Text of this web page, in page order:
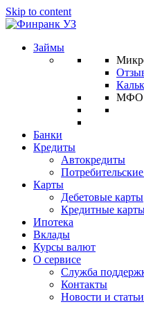
Skip to content
Займы
МФО
Банки
Кредиты
Автокредиты
Карты
Дебетовые карты
Кредитные
Ипотека
Вклады
Курсы валют
О сервисе
Служба
Контакты
Новости и статьи